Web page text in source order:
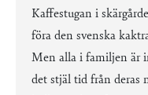
Kaffestugan i
föra den svenska
Men alla i familjen är
det stjäl tid från deras